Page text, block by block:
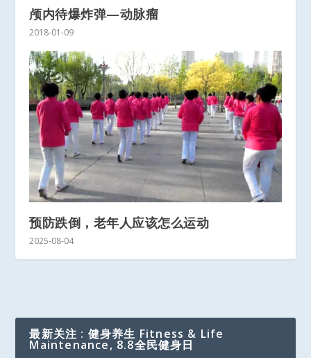
颅内待爆炸弹—动脉瘤
2018-01-09
预防跌倒，老年人应该怎么运动
2025-08-04
最新关注 : 健身养生 Fitness & Life
Maintenance, 8.8全民健身日